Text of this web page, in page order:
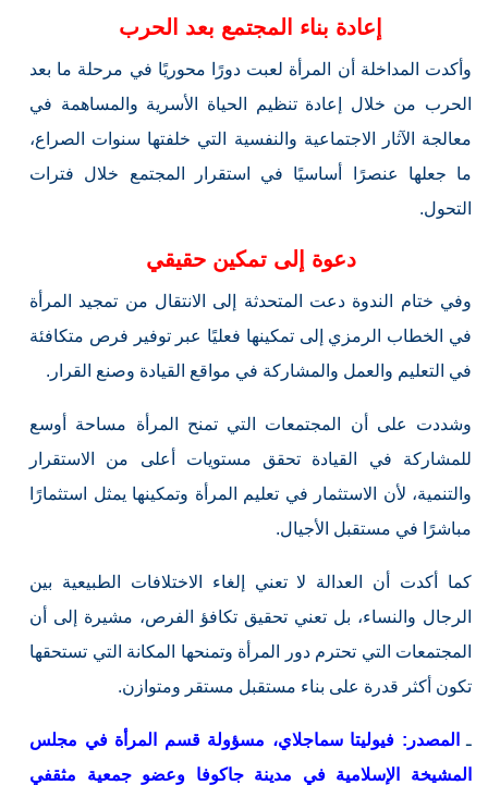
إعادة بناء المجتمع بعد الحرب
وأكدت المداخلة أن المرأة لعبت دورًا محوريًا في مرحلة ما بعد
الحرب من خلال إعادة تنظيم الحياة الأسرية والمساهمة في
معالجة الآثار الاجتماعية والنفسية التي خلفتها سنوات الصراع،
ما جعلها عنصرًا أساسيًا في استقرار المجتمع خلال فترات
التحول.
دعوة إلى تمكين حقيقي
وفي ختام الندوة دعت المتحدثة إلى الانتقال من تمجيد المرأة
في الخطاب الرمزي إلى تمكينها فعليًا عبر توفير فرص متكافئة
في التعليم والعمل والمشاركة في مواقع القيادة وصنع القرار.
وشددت على أن المجتمعات التي تمنح المرأة مساحة أوسع
للمشاركة في القيادة تحقق مستويات أعلى من الاستقرار
والتنمية، لأن الاستثمار في تعليم المرأة وتمكينها يمثل استثمارًا
مباشرًا في مستقبل الأجيال.
كما أكدت أن العدالة لا تعني إلغاء الاختلافات الطبيعية بين
الرجال والنساء، بل تعني تحقيق تكافؤ الفرص، مشيرة إلى أن
المجتمعات التي تحترم دور المرأة وتمنحها المكانة التي تستحقها
تكون أكثر قدرة على بناء مستقبل مستقر ومتوازن.
ـ
المصدر: فيوليتا سماجلاي، مسؤولة قسم المرأة في مجلس
المشيخة الإسلامية في مدينة جاكوفا وعضو جمعية مثقفي